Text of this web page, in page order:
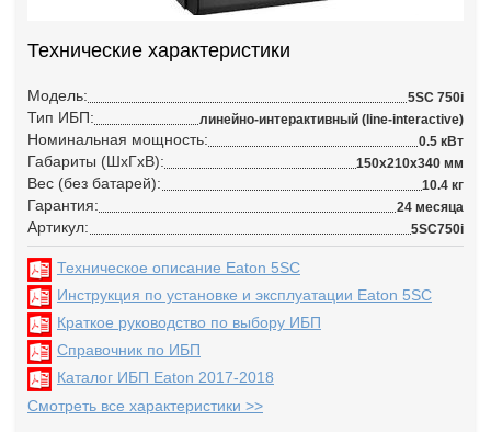
Технические характеристики
Модель: 5SC 750i
Тип ИБП: линейно-интерактивный (line-interactive)
Номинальная мощность: 0.5 кВт
Габариты (ШхГхВ): 150x210x340 мм
Вес (без батарей): 10.4 кг
Гарантия: 24 месяца
Артикул: 5SC750i
Техническое описание Eaton 5SC
Инструкция по установке и эксплуатации Eaton 5SC
Краткое руководство по выбору ИБП
Справочник по ИБП
Каталог ИБП Eaton 2017-2018
Смотреть все характеристики >>